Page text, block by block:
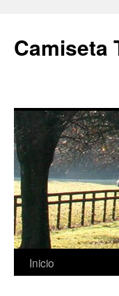
Camiseta
Saltar
Inicio